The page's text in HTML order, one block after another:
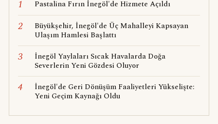
1 Pastalina Fırın İnegöl'de Hizmete Açıldı
2
Büyükşehir, İnegöl'de Üç Mahalleyi Kapsayan
Ulaşım Hamlesi Başlattı
3
İnegöl Yaylaları Sıcak Havalarda Doğa
Severlerin Yeni Gözdesi Oluyor
4
İnegöl'de Geri Dönüşüm Faaliyetleri Yükselişte:
Yeni Geçim Kaynağı Oldu